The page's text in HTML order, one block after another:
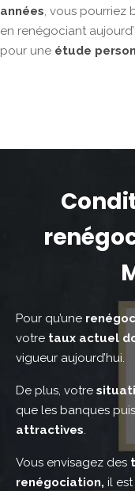
années, vous pourriez
en renégociant
pour une étude
Pour qu’une
votre taux actuel
vigueur aujourd’hui.
De plus, votre
que les banques
attractives.
Vous envisagez des
renégociation, il